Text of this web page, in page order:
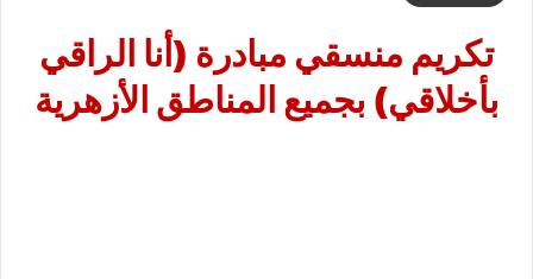
تكريم منسقي مبادرة (أنا الراقي
بأخلاقي) بجميع المناطق الأزهرية